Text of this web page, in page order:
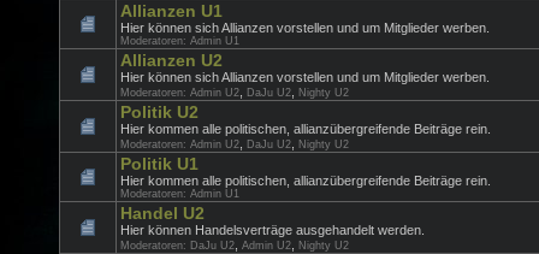
Allianzen U1
Hier können sich Allianzen vorstellen und um Mitglieder werben.
Moderatoren: Admin U1
Allianzen U2
Hier können sich Allianzen vorstellen und um Mitglieder werben.
Moderatoren: Admin U2 DaJu U2 Nighty U2
Politik U2
Hier kommen alle politischen, allianzübergreifende Beiträge rein.
Moderatoren: Admin U2 DaJu U2 Nighty U2
Politik U1
Hier kommen alle politischen, allianzübergreifende Beiträge rein.
Moderatoren: Admin U1
Handel U2
Hier können Handelsverträge ausgehandelt werden.
Moderatoren: DaJu U2 Admin U2 Nighty U2